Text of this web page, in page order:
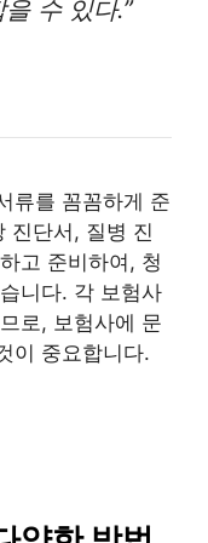
수 있다.”
류를 꼼꼼하게 준
진단서, 질병 진
고 준비하여, 청
니다. 각 보험사
로, 보험사에 문
이 중요합니다.